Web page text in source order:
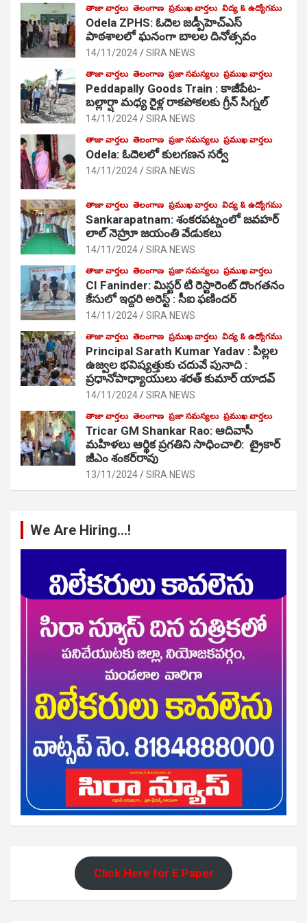
తాజా వార్తలు తెలంగాణ ప్రముఖ వార్తలు విద్య & ఉద్యోగము
Odela ZPHS: ఓదెల జ‌డ్పీహెచ్ఎస్
పాఠ‌శాల‌లో ఘనంగా బాలల దినోత్సవం
14/11/2024 SIRA NEWS
తాజా వార్తలు తెలంగాణ ప్రజా సమస్యలు ప్రముఖ వార్తలు
Peddapally Goods Train : కాజీపేట-
బల్లార్షా మధ్య రైళ్ల రాకపోకలకు గ్రీన్ సిగ్నల్
14/11/2024 SIRA NEWS
తాజా వార్తలు తెలంగాణ ప్రజా సమస్యలు ప్రముఖ వార్తలు
Odela: ఓదెలలో కులగణన సర్వే
14/11/2024 SIRA NEWS
తాజా వార్తలు తెలంగాణ ప్రముఖ వార్తలు విద్య & ఉద్యోగము
Sankarapatnam: శంకరపట్నంలో జవహర్
లాల్ నెహ్రూ జయంతి వేడుకలు
14/11/2024 SIRA NEWS
తాజా వార్తలు తెలంగాణ ప్రజా సమస్యలు ప్రముఖ వార్తలు
CI Faninder: మిస్టర్ టి రెస్టారెంట్ దొంగతనం
కేసులో ఇద్దరి అరెస్ట్ : సీఐ ఫణిందర్
14/11/2024 SIRA NEWS
తాజా వార్తలు తెలంగాణ ప్రముఖ వార్తలు విద్య & ఉద్యోగము
Principal Sarath Kumar Yadav : పిల్లల
ఉజ్వల భవిష్యత్తుకు చదువే పునాది :
ప్రధానోపాధ్యాయులు శరత్ కుమార్ యాదవ్
14/11/2024 SIRA NEWS
తాజా వార్తలు తెలంగాణ ప్రజా సమస్యలు ప్రముఖ వార్తలు
Tricar GM Shankar Rao: ఆదివాసీ
మహిళలు ఆర్థిక ప్రగతిని సాధించాలి: ట్రైకార్
జీఎం శంకర్‌రావు
13/11/2024 SIRA NEWS
We Are Hiring…!
Click Here for E Paper